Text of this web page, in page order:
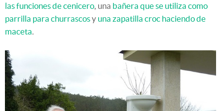
las funciones de cenicero, una bañera que se utiliza como
parrilla para churrascosy una zapatilla croc haciendo de
maceta.